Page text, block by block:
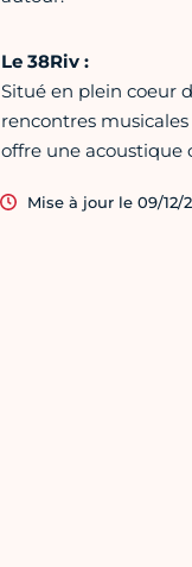
Le 38Riv :
Situé en plein coeur
rencontres
offre une acoustique
Mise à jour le 09/12/